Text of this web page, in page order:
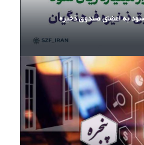
ریال سود به اعضای صندوق ذخیره